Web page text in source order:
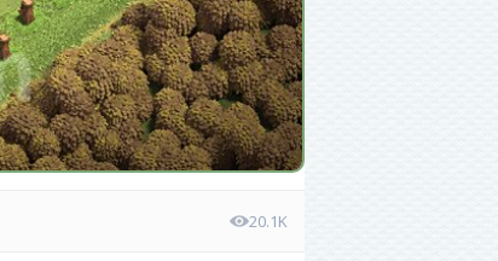
20.1K